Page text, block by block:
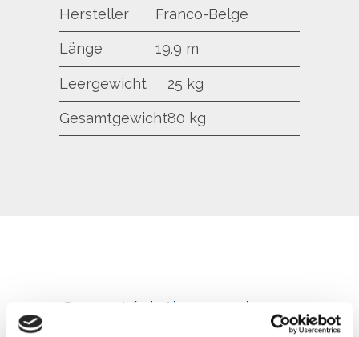
Hersteller Franco-Belge
Länge 19.9 m
Leergewicht 25 kg
Gesamtgewicht80 kg
Caractéristiques du